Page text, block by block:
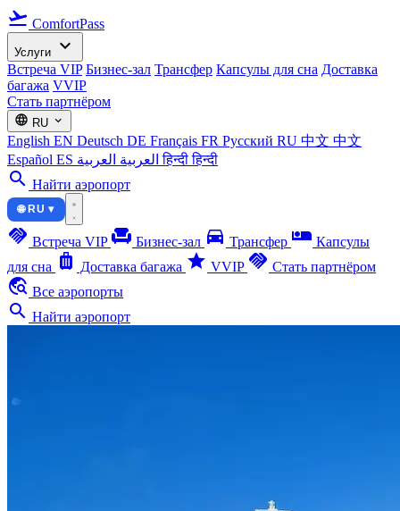
flight_takeoff ComfortPass
Услуги expand_more
Встреча VIP Бизнес-зал Трансфер Капсулы для сна Доставка
багажа VVIP
Стать партнёром
language RU expand_more
English EN Deutsch DE Français FR Русский RU 中文 中文
Español ES العربية العربية हिन्दीहिन्दी
search Найти аэропорт
🌐 RU ▾
handshake Встреча VIP chair Бизнес-зал directions_car Трансфер airline_seat_individual_suite Капсулы
для сна luggage Доставка багажа star VVIP handshake Стать партнёром
travel_explore Все аэропорты
search Найти аэропорт